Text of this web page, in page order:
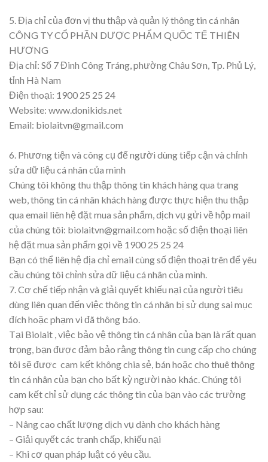
5. Địa chỉ của đơn vị thu thập và quản lý thông tin cá nhân
CÔNG TY CỔ PHẦN DƯỢC PHẨM QUỐC TẾ THIÊN
HƯƠNG
Địa chỉ: Số 7 Đinh Công Tráng, phường Châu Sơn, Tp. Phủ Lý,
tỉnh Hà Nam
Điện thoại: 1900 25 25 24
Website: www.donikids.net
Email: biolaitvn@gmail.com
6. Phương tiện và công cụ để người dùng tiếp cận và chỉnh
sửa dữ liệu cá nhân của mình
Chúng tôi không thu thập thông tin khách hàng qua trang
web, thông tin cá nhân khách hàng được thực hiện thu thập
qua email liên hệ đặt mua sản phẩm, dịch vụ gửi về hộp mail
của chúng tôi: biolaitvn@gmail.com hoặc số điện thoại liên
hệ đặt mua sản phẩm gọi về 1900 25 25 24
Bạn có thể liên hệ địa chỉ email cùng số điện thoại trên để yêu
cầu chúng tôi chỉnh sửa dữ liệu cá nhân của mình.
7. Cơ chế tiếp nhận và giải quyết khiếu nại của người tiêu
dùng liên quan đến việc thông tin cá nhân bị sử dụng sai mục
đích hoặc phạm vi đã thông báo.
Tại Biolait , việc bảo vệ thông tin cá nhân của bạn là rất quan
trọng, bạn được đảm bảo rằng thông tin cung cấp cho chúng
tôi sẽ được cam kết không chia sẻ, bán hoặc cho thuê thông
tin cá nhân của bạn cho bất kỳ người nào khác. Chúng tôi
cam kết chỉ sử dụng các thông tin của bạn vào các trường
hợp sau:
– Nâng cao chất lượng dịch vụ dành cho khách hàng
– Giải quyết các tranh chấp, khiếu nại
– Khi cơ quan pháp luật có yêu cầu.